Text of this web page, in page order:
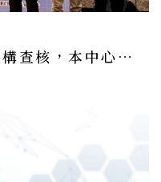
114年度動物科學應用機構查核，本中心受查結果為『良』